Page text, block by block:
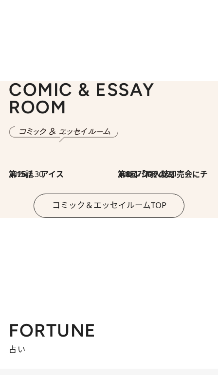
COMIC & ESSAY
ROOM
2026.7.30
第15話 アイス 2026.7.30
第8回「同人誌即売会にチャレンジ その2」
コミック＆エッセイルームTOP
FORTUNE
占い